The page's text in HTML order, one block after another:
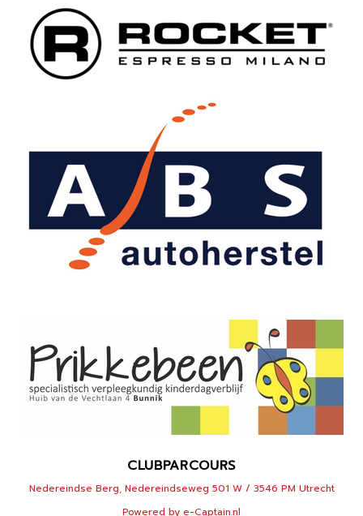
CLUBPARCOURS
Nedereindse Berg, Nedereindseweg 501 W / 3546 PM Utrecht
Powered by e-Captain.nl